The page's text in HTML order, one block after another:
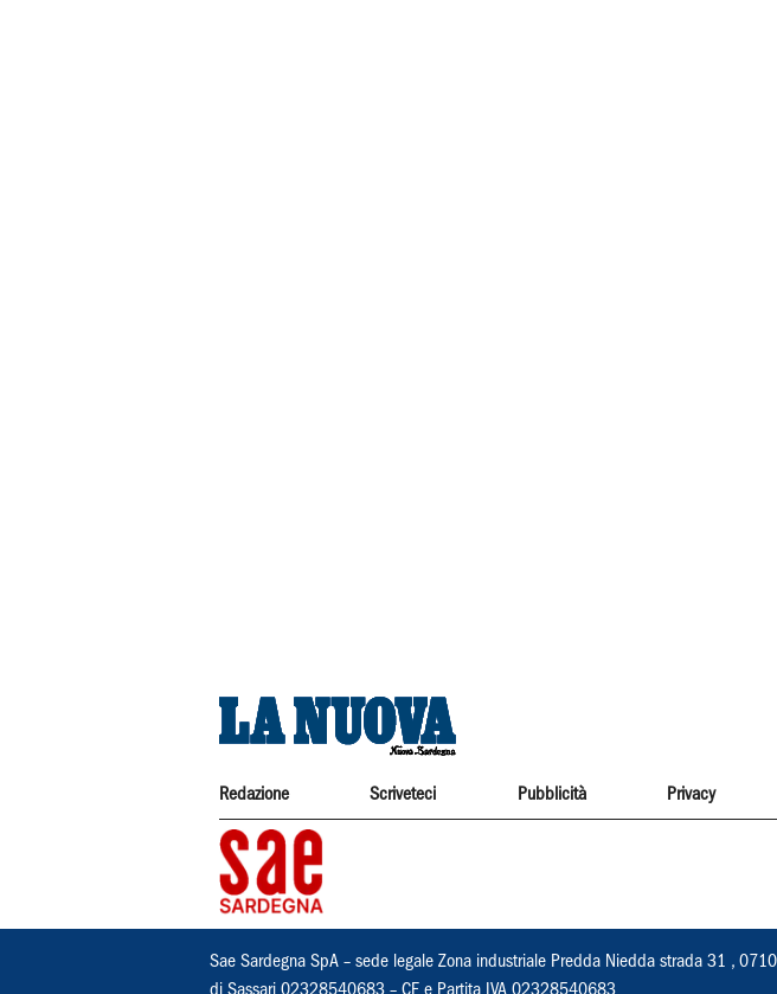
Redazione Scriveteci Pubblicità Privacy
Sae Sardegna SpA – sede legale Zona industriale Predda Niedda strada 31 ,
di Sassari 02328540683 – CF e Partita IVA 02328540683